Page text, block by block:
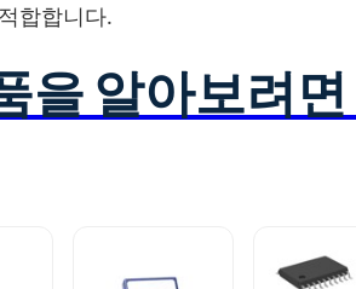
합합니다.
을 알아보려